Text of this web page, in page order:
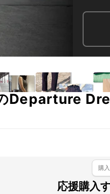
Departure
応援購入
購